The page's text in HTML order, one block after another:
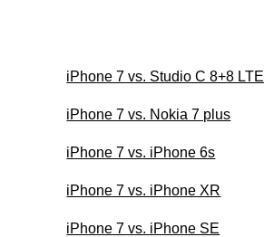
iPhone 7 vs. Studio C 8+8 LTE
iPhone 7 vs. Nokia 7 plus
iPhone 7 vs. iPhone 6s
iPhone 7 vs. iPhone XR
iPhone 7 vs. iPhone SE